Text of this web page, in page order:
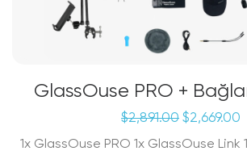
GlassOuse PRO +
$2,891.00 Orijinal
$2,669.00
1x GlassOuse PRO 1x GlassOuse Link